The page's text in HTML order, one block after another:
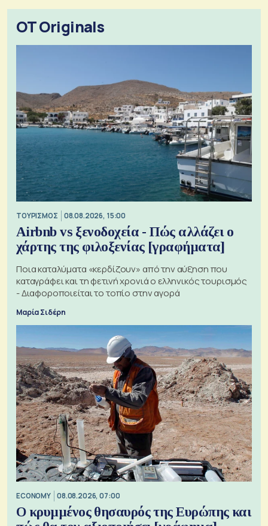
OT Originals
ΤΟΥΡΙΣΜΟΣ 08.08.2026, 15:00
Airbnb vs ξενοδοχεία - Πώς αλλάζει ο
χάρτης της φιλοξενίας [γραφήματα]
Ποια καταλύματα «κερδίζουν» από την αύξηση που
καταγράφει και τη φετινή χρονιά ο ελληνικός τουρισμός
- Διαφοροποιείται το τοπίο στην αγορά
Μαρία Σιδέρη
ECONOMY 08.08.2026, 07:00
Ο κρυμμένος θησαυρός της Ευρώπης και